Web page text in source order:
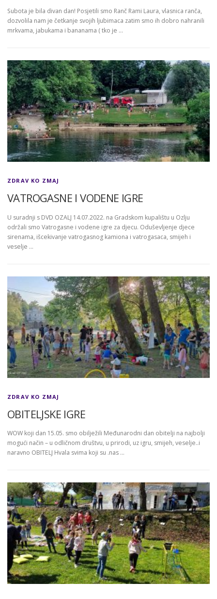
Subota je bila divan dan! Posjetili smo Ranč Rami Laura, vlasnica ranča,
dozvolila nam je četkanje svojih ljubimaca zatim smo ih dobro nahranili
mrkvama, jabukama i bananama ( tko je …
ZDRAV KO ZMAJ
VATROGASNE I VODENE IGRE
U suradnji s DVD OZALJ 14.07.2022. na Gradskom kupalištu u Ozlju
održali smo Vatrogasne i vodene igre za djecu. Oduševljenje djece
sirenama, išcekivanje vatrogasnog kamiona i vatrogasaca, smijeh i
veselje …
ZDRAV KO ZMAJ
OBITELJSKE IGRE
WOW koji dan 15.05. smo obilježili Međunarodni dan obitelji na najbolji
mogući način – u odličnom društvu, u prirodi, uz igru, smijeh, veselje..i
naravno OBITELJ Hvala svima koji su .nas …